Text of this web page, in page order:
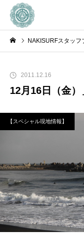
NAKISURFスタッフ
2011.12.16
12月16日（金
【スペシャル現地情報】